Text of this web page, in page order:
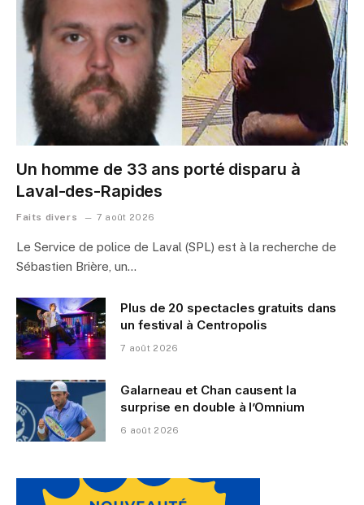
Un homme de 33 ans porté disparu à
Laval-des-Rapides
Faits divers 7 août 2026
Le Service de police de Laval (SPL) est à la recherche de
Sébastien Brière, un…
Plus de 20 spectacles gratuits dans
un festival à Centropolis
7 août 2026
Galarneau et Chan causent la
surprise en double à l’Omnium
6 août 2026